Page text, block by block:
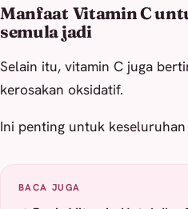
Manfaat Vitamin C
semula jadi
Selain itu, vitamin C juga
kerosakan oksidatif.
Ini penting untuk
BACA JUGA